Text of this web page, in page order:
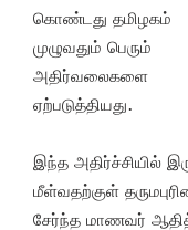
கொண்டது தமிழகம்
முழுவதும் பெரும்
அதிர்வலைகளை
ஏற்படுத்தியது.
இந்த அதிர்ச்சியில்
மீள்வதற்குள்
சேர்ந்த மாணவர்